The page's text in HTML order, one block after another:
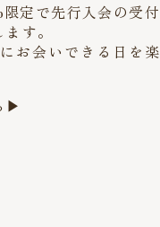
定で先行入会の受付
す。
お会いできる日を楽
▶︎